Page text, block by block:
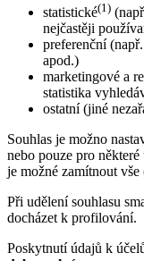
statistické(1)
nejčastěji
preferenční
apod.)
marketingové a
statistika
ostatní (jiné
Souhlas je možno
nebo pouze pro
je možné zamítnout
Při udělení souhlasu
docházet k profilování.
Poskytnutí údajů k